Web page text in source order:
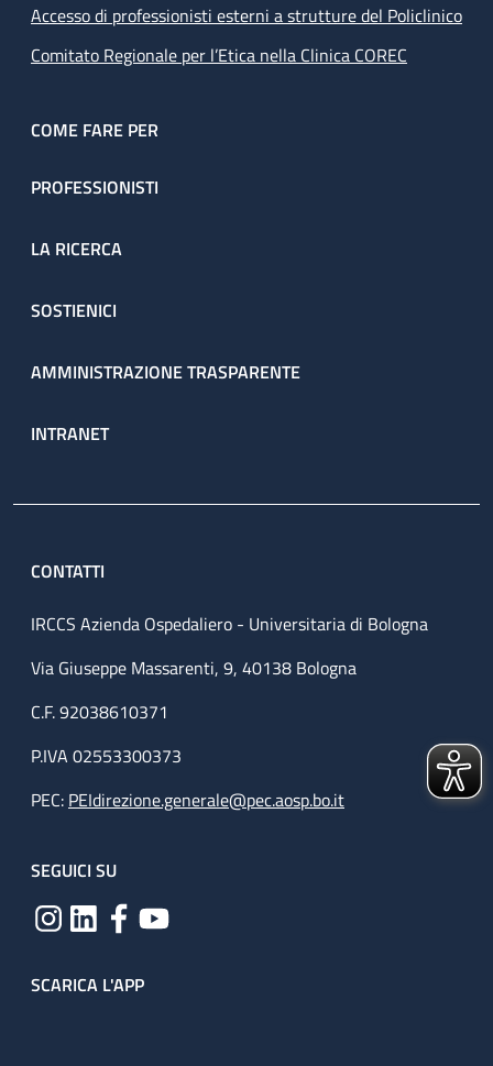
Accesso di professionisti esterni a strutture del Policlinico
Comitato Regionale per l’Etica nella Clinica COREC
COME FARE PER
PROFESSIONISTI
LA RICERCA
SOSTIENICI
AMMINISTRAZIONE TRASPARENTE
INTRANET
CONTATTI
IRCCS Azienda Ospedaliero - Universitaria di Bologna
Via Giuseppe Massarenti, 9, 40138 Bologna
C.F. 92038610371
P.IVA 02553300373
PEC: PEIdirezione.generale@pec.aosp.bo.it
SEGUICI SU
SCARICA L'APP